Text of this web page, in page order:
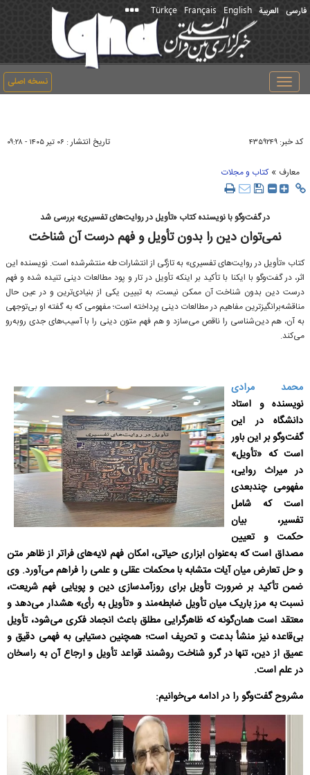
فارسی العربیة English
Français
Türkçe
نسخه اصلی
Toggle
navigation
کد خبر: ۴۳۵۹۲۴۹ تاریخ انتشار : ۰۶ تير ۱۴۰۵ - ۰۹:۲۸
معارف »کتاب و مجلات
در گفت‌وگو با نویسنده کتاب «تأویل در روایت‌های تفسیری» بررسی شد
نمی‌توان دین را بدون تأویل و فهم درست آن شناخت
کتاب «تأویل در روایت‌های تفسیری» به تازگی از انتشارات طه منتشرشده‌ است. نویسنده این
اثر، در گفت‌وگو با ایکنا با تأکید بر اینکه تأویل در تار و پود مطالعات دینی تنیده شده و فهم
درست دین بدون شناخت آن ممکن نیست، به تبیین یکی از بنیادی‌ترین و در عین حال
مناقشه‌برانگیزترین مفاهیم در مطالعات دینی پرداخته است؛ مفهومی که به گفته او بی‌توجهی
به آن، هم دین‌شناسی را ناقص می‌سازد و هم فهم متون دینی را با آسیب‌های جدی روبه‌رو
می‌کند.
محمد مرادی
نویسنده و استاد
دانشگاه در این
گفت‌وگو بر این باور
است که «تأویل»
در میراث روایی،
مفهومی چندبعدی
است که شامل
تفسیر، بیان
حکمت و تعیین
مصداق است که به‌عنوان ابزاری حیاتی، امکان فهم لایه‌های فراتر از ظاهر متن
و حل تعارض میان آیات متشابه با محکمات عقلی و علمی را فراهم می‌آورد. وی
ضمن تأکید بر ضرورت تأویل برای روزآمدسازی دین و پویایی فهم شریعت،
نسبت به مرز باریک میان تأویل ضابطه‌مند و «تأویل به‌ رأی» هشدار می‌دهد و
معتقد است همان‌گونه که ظاهرگرایی مطلق باعث انجماد فکری می‌شود، تأویل
بی‌قاعده نیز منشأ بدعت و تحریف است؛ همچنین دستیابی به فهمی دقیق و
عمیق از دین، تنها در گرو شناخت روشمند قواعد تأویل و ارجاع آن به راسخان
در علم است.
مشروح گفت‌وگو را در ادامه می‌خوانیم: